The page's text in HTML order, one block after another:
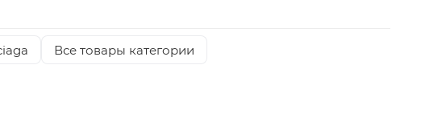
Все товары категории